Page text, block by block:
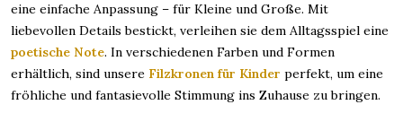
eine einfache Anpassung – für Kleine und Große. Mit
liebevollen Details bestickt, verleihen sie dem Alltagsspiel eine
poetische Note. In verschiedenen Farben und Formen
erhältlich, sind unsere Filzkronen für Kinder perfekt, um eine
fröhliche und fantasievolle Stimmung ins Zuhause zu bringen.